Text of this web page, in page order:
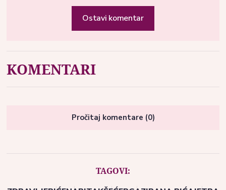
Ostavi komentar
KOMENTARI
Pročitaj komentare (0)
TAGOVI: